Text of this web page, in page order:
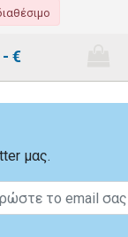
- €
μας.